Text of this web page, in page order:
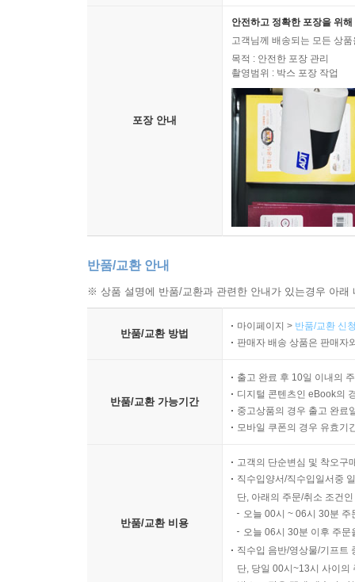
포장 안내
안전하고 정확한 포장을 위
고객님께 배송되는 모든 상
목적 : 안전한 포장 관리
촬영범위 : 박스 포장 작업
반품/교환 안내
※ 상품 설명에 반품/교환과 관련한 안내가 있는경우 아
반품/교환 방법
마이페이지 > 반품/교환 신
판매자 배송 상품은 판매자
반품/교환 가능기간
출고 완료 후 10일 이내의
디지털 콘텐츠인 eBook의
중고상품의 경우 출고 완료
모바일 쿠폰의 경우 유효기
반품/교환 비용
고객의 단순변심 및 착오구
직수입양서/직수입일서중
단, 아래의 주문/취소 조건
오늘 00시 ~ 06시 30분
오늘 06시 30분 이후 주
직수입 음반/영상물/기프트
단, 당일 00시~13시 사이의